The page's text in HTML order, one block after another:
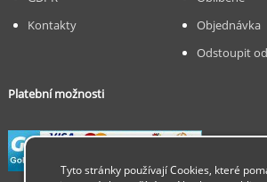
Kontakty
Objednávka
Odstoupit
Platební možnosti
Tyto stránky používají Cookies, které